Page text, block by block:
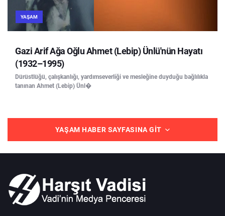
YAŞAM
Gazi Arif Ağa Oğlu Ahmet (Lebip) Ünlü'nün Hayatı
(1932–1995)
Dürüstlüğü, çalışkanlığı, yardımseverliği ve mesleğine duyduğu bağlılıkla
tanınan Ahmet (Lebip) Ünl�
YAŞAM HABER SAYFASINA GIT